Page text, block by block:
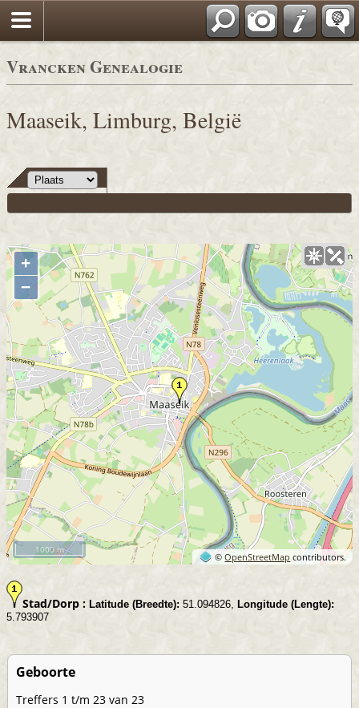
Vrancken Genealogie
Maaseik, Limburg, België
+
−
©OpenStreetMap contributors.
1000 m
Stad/Dorp : Latitude (Breedte): 51.094826,
Longitude (Lengte):
5.793907
Geboorte
Treffers 1 t/m 23 van 23